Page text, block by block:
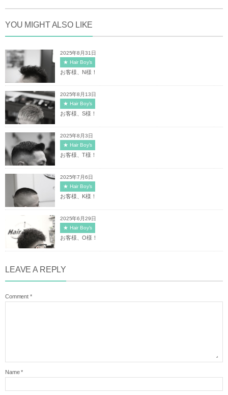
YOU MIGHT ALSO LIKE
2025年8月31日
★ Hair Boy's
お客様、N様！
2025年8月13日
★ Hair Boy's
お客様、S様！
2025年8月3日
★ Hair Boy's
お客様、T様！
2025年7月6日
★ Hair Boy's
お客様、K様！
2025年6月29日
★ Hair Boy's
お客様、O様！
LEAVE A REPLY
Comment *
Name *